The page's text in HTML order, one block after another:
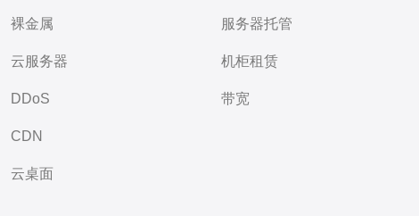
裸金属
云服务器
DDoS
CDN
云桌面
服务器托管
机柜租赁
带宽